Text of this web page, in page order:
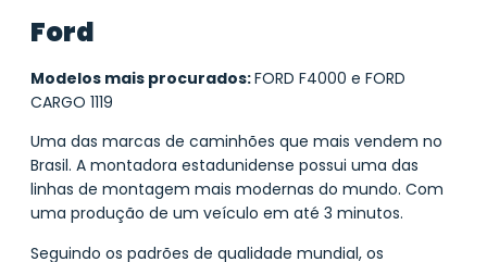
Ford
Modelos mais procurados:FORD F4000 e FORD
CARGO 1119
Uma das marcas de caminhões que mais vendem no
Brasil. A montadora estadunidense possui uma das
linhas de montagem mais modernas do mundo. Com
uma produção de um veículo em até 3 minutos.
Seguindo os padrões de qualidade mundial, os